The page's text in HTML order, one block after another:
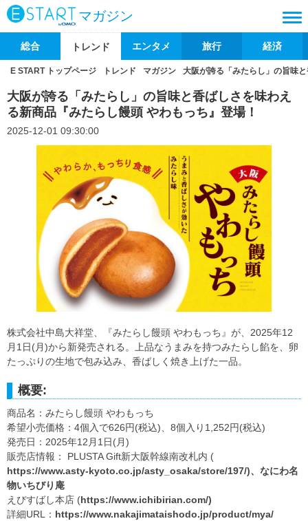
マガジン
総合 トレンド エンタメ 旅行 経済
E START トップページ トレンド マガジン 大阪が誇る「みたらし」の旨味
大阪が誇る「みたらし」の旨味と香ばしさを味わえ
る新商品『みたらし饅頭 やわもっち』登場！
2025-12-01 09:30:00
株式会社中島大祥堂、『みたらし饅頭 やわもっち』が、2025年12
月1日(月)から新発売される。上品なうまみを持つみたらし餡を、卵
たっぷりの生地で包み込み、香ばしく焼き上げた一品。
概要:
商品名：みたらし饅頭 やわもっち
希望小売価格：4個入で626円(税込)、8個入り1,252円(税込)
発売日：2025年12月1日(月)
販売店情報： PLUSTA Gift新大阪幹線南改札内 (
https://www.asty-kyoto.co.jp/asty_osaka/store/197/)、なにわ名
物いちびり庵
えびすばし本店 (https://www.ichibirian.com/)
詳細URL： https://www.nakajimataishodo.jp/product/mya/